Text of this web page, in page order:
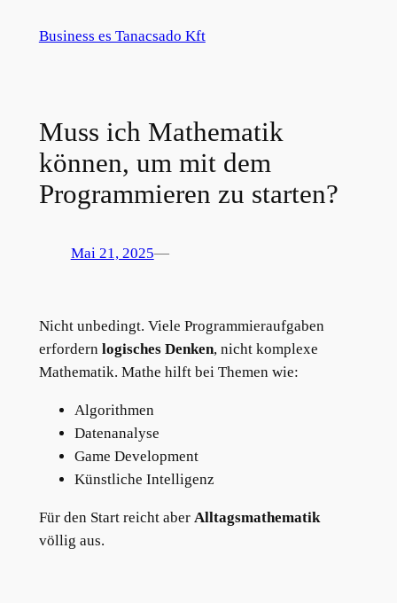
InhaltBusiness es Tanacsado Kft
Muss ich Mathematik
können, um mit dem
Programmieren zu starten?
Mai 21, 2025—
Nicht unbedingt. Viele Programmieraufgaben
erfordern logisches Denken, nicht komplexe
Mathematik. Mathe hilft bei Themen wie:
Algorithmen
Datenanalyse
Game Development
Künstliche Intelligenz
Für den Start reicht aber Alltagsmathematik
völlig aus.